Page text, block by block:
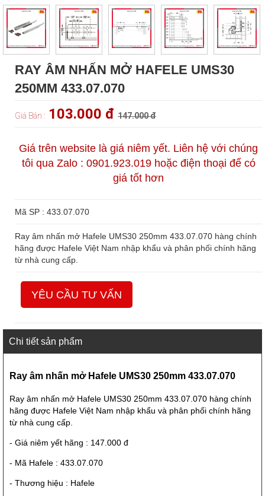
RAY ÂM NHẤN MỞ HAFELE UMS30
250MM 433.07.070
Giá Bán : 103.000 đ 147.000 đ
Giá trên website là giá niêm yết. Liên hệ với chúng
tôi qua Zalo : 0901.923.019 hoặc điện thoại để có
giá tốt hơn
Mã SP : 433.07.070
Ray âm nhấn mở Hafele UMS30 250mm 433.07.070 hàng chính
hãng được Hafele Việt Nam nhập khẩu và phân phối chính hãng
từ nhà cung cấp.
YÊU CẦU TƯ VẤN
Chi tiết sản phẩm
Ray âm nhấn mở Hafele UMS30 250mm 433.07.070
Ray âm nhấn mở Hafele UMS30 250mm 433.07.070 hàng chính
hãng được Hafele Việt Nam nhập khẩu và phân phối chính hãng
từ nhà cung cấp.
- Giá niêm yết hãng : 147.000 đ
- Mã Hafele : 433.07.070
- Thương hiệu : Hafele